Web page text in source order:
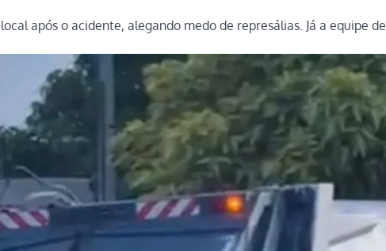
após o acidente, alegando medo de represálias. Já a equipe de